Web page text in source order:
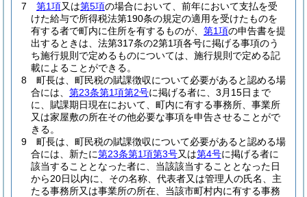
7
第1項又は第5項の場合において、前年において支払を受
けた給与で所得税法第190条の規定の適用を受けたものを
有する者で町内に住所を有するものが、 第1項の申告書を提
出するときは、法第317条の2第1項各号に掲げる事項のう
ち施行規則で定めるものについては、施行規則で定める記
載によることができる。
8
町長は、町民税の賦課徴収について必要があると認める場
合には、 第23条第1項第2号に掲げる者に、3月15日まで
に、賦課期日現在において、町内に有する事務所、事業所
又は家屋敷の所在その他必要な事項を申告させることがで
きる。
9
町長は、町民税の賦課徴収について必要があると認める場
合には、新たに第23条第1項第3号又は第4号に掲げる者に
該当することとなった者に、当該該当することとなった日
から20日以内に、その名称、代表者又は管理人の氏名、主
たる事務所又は事業所の所在、当該市町村内に有する事務